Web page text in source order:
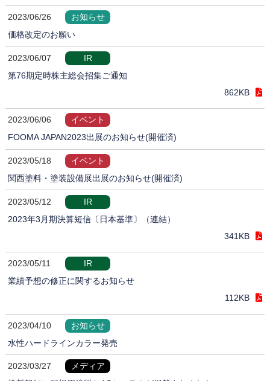
2023/06/26
お知らせ
価格改定のお願い
2023/06/07
IR
第76期定時株主総会招集ご通知
862KB
2023/06/06
イベント
FOOMA JAPAN2023出展のお知らせ(開催済)
2023/05/18
イベント
関西塗料・塗装設備展出展のお知らせ(開催済)
2023/05/12
IR
2023年3月期決算短信〔日本基準〕（連結）
341KB
2023/05/11
IR
業績予想の修正に関するお知らせ
112KB
2023/04/10
お知らせ
水性ハードラインカラー発売
2023/03/27
メディア